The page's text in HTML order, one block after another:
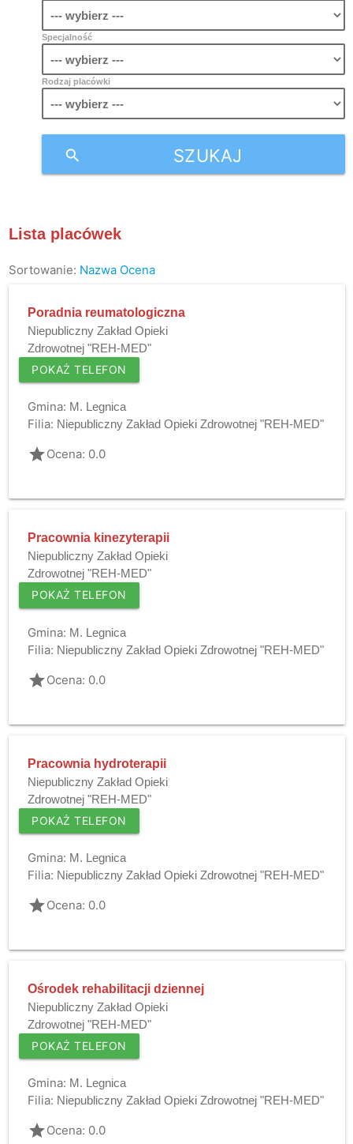
Specjalność
Rodzaj placówki
SZUKAJ
search
Lista placówek
Sortowanie: Nazwa Ocena
Poradnia reumatologiczna
Niepubliczny Zakład Opieki
Zdrowotnej "REH-MED"
POKAŻ TELEFON
Gmina: M. Legnica
Filia: Niepubliczny Zakład Opieki Zdrowotnej "REH-MED"
gradeOcena: 0.0
Pracownia kinezyterapii
Niepubliczny Zakład Opieki
Zdrowotnej "REH-MED"
POKAŻ TELEFON
Gmina: M. Legnica
Filia: Niepubliczny Zakład Opieki Zdrowotnej "REH-MED"
gradeOcena: 0.0
Pracownia hydroterapii
Niepubliczny Zakład Opieki
Zdrowotnej "REH-MED"
POKAŻ TELEFON
Gmina: M. Legnica
Filia: Niepubliczny Zakład Opieki Zdrowotnej "REH-MED"
gradeOcena: 0.0
Ośrodek rehabilitacji dziennej
Niepubliczny Zakład Opieki
Zdrowotnej "REH-MED"
POKAŻ TELEFON
Gmina: M. Legnica
Filia: Niepubliczny Zakład Opieki Zdrowotnej "REH-MED"
gradeOcena: 0.0